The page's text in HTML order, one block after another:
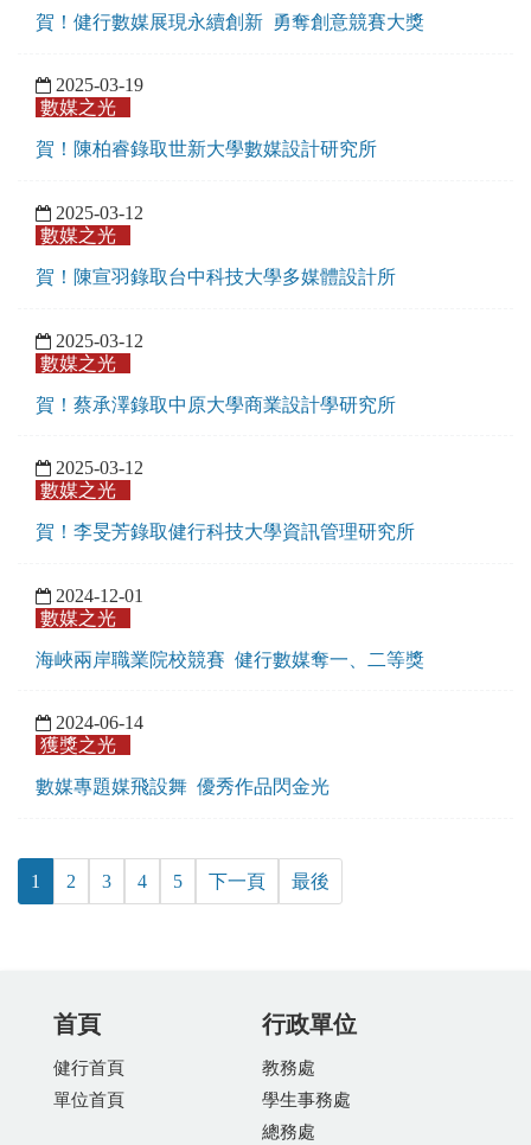
賀！​健行數媒展現永續創新 勇奪創意競賽大獎
2025-03-19
數媒之光
賀！陳柏睿錄取世新大學數媒設計研究所
2025-03-12
數媒之光
賀！陳宣羽錄取台中科技大學多媒體設計所
2025-03-12
數媒之光
賀！蔡承澤錄取中原大學商業設計學研究所
2025-03-12
數媒之光
賀！李旻芳錄取健行科技大學資訊管理研究所
2024-12-01
數媒之光
海峽兩岸職業院校競賽 健行數媒奪一、二等獎
2024-06-14
獲獎之光
數媒專題媒飛設舞 優秀作品閃金光
1 2 3 4 5 下一頁 最後
首頁
健行首頁
單位首頁
行政單位
教務處
學生事務處
總務處